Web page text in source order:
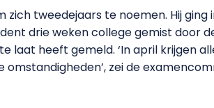
tweedejaars te noemen. Hij ging
drie weken college gemist door
laat heeft gemeld. ‘In april krijgen
zei de